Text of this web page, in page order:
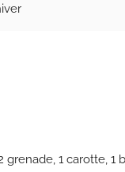
grenade, 1 carotte, 1